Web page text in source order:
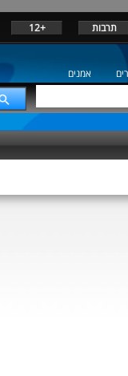
תרבות +12
אמנים